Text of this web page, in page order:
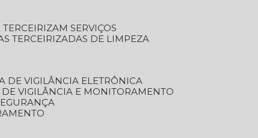
TERCEIRIZAM SERVIÇOS
TERCEIRIZADAS DE LIMPEZA
DE VIGILÂNCIA ELETRÔNICA
DE VIGILÂNCIA E MONITORAMENTO